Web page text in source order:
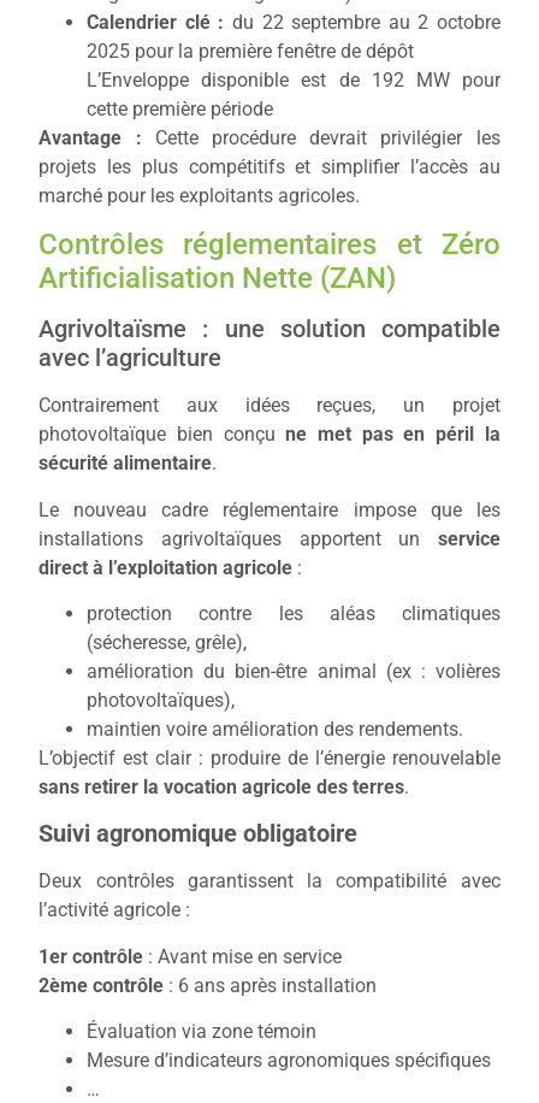
Calendrier clé : du 22 septembre au 2 octobre
2025 pour la première fenêtre de dépôt
L’Enveloppe disponible est de 192 MW pour
cette première période
Avantage : Cette procédure devrait privilégier les
projets les plus compétitifs et simplifier l’accès au
marché pour les exploitants agricoles.
Contrôles réglementaires et Zéro
Artificialisation Nette (ZAN)
Agrivoltaïsme : une solution compatible
avec l’agriculture
Contrairement aux idées reçues, un projet
photovoltaïque bien conçune met pas en péril la
sécurité alimentaire.
Le nouveau cadre réglementaire impose que les
installations agrivoltaïques apportent un service
direct à l’exploitation agricole :
protection contre les aléas climatiques
(sécheresse, grêle),
amélioration du bien-être animal (ex : volières
photovoltaïques),
maintien voire amélioration des rendements.
L’objectif est clair : produire de l’énergie renouvelable
sans retirer la vocation agricole des terres.
Suivi agronomique obligatoire
Deux contrôles garantissent la compatibilité avec
l’activité agricole :
1er contrôle : Avant mise en service
2ème contrôle : 6 ans après installation
Évaluation via zone témoin
Mesure d’indicateurs agronomiques spécifiques
…